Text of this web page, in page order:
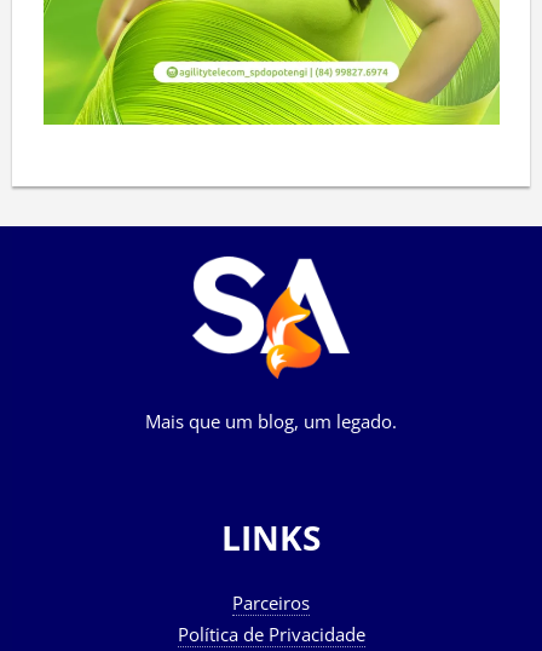
Mais que um blog, um legado.
LINKS
Parceiros
Política de Privacidade